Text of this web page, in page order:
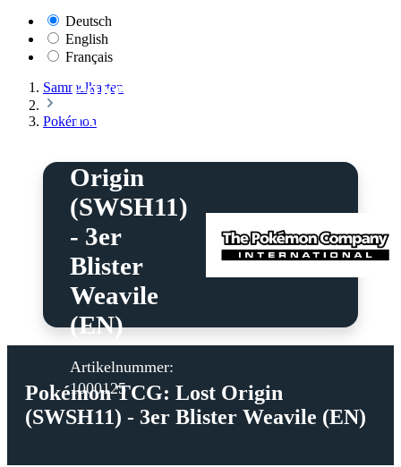
Deutsch
English
Français
Sammelkarten
Pokémon
Pokémon
TCG:
Origin
(SWSH11)
- 3er
Blister
Weavile
(EN)
Artikelnummer:
1000125
Pokémon TCG: Lost Origin
(SWSH11) - 3er Blister Weavile (EN)